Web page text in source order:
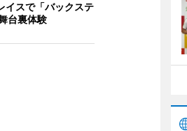
イスで「バックステ
台裏体験